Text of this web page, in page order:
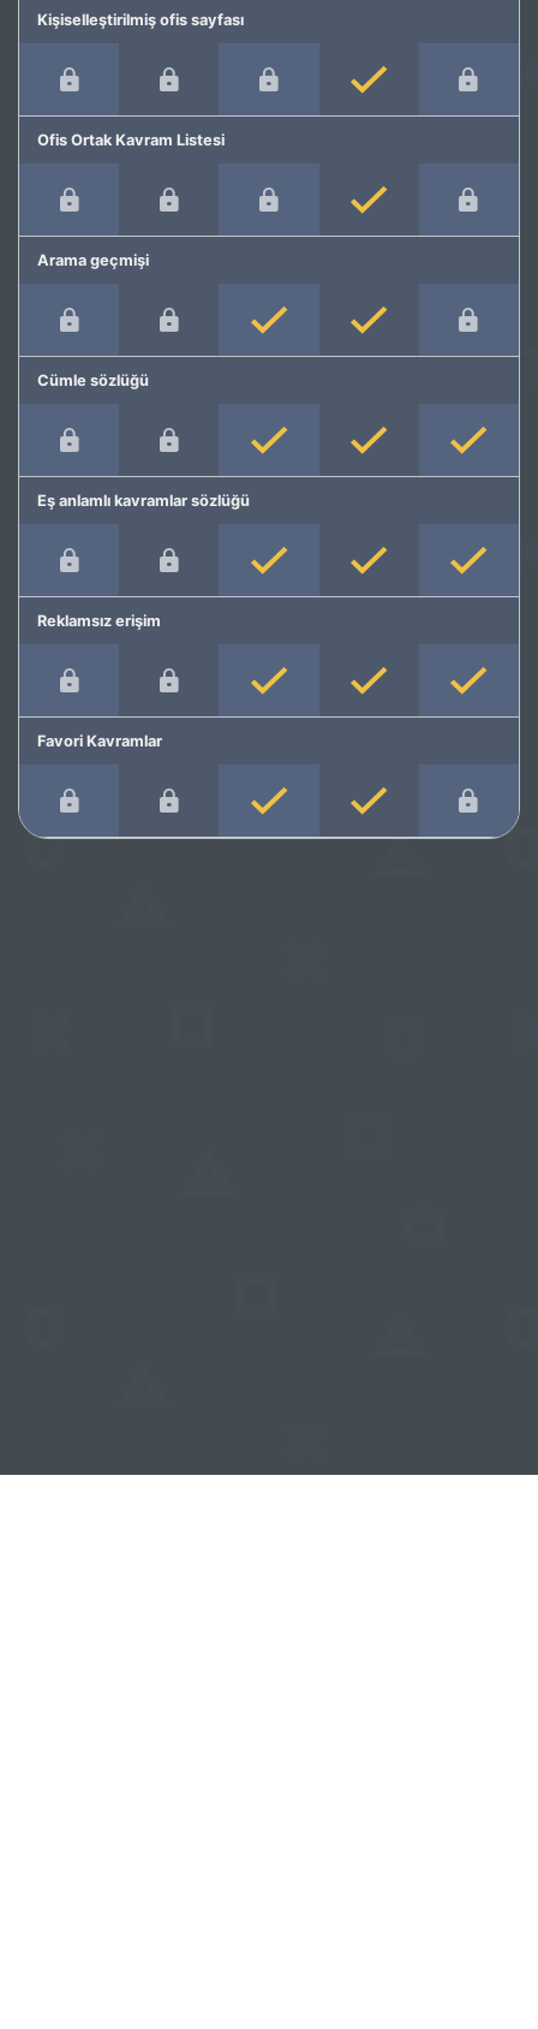
Kişiselleştirilmiş ofis sayfası
Ofis Ortak Kavram Listesi
Arama geçmişi
Cümle sözlüğü
Eş anlamlı kavramlar sözlüğü
Reklamsız erişim
Favori Kavramlar